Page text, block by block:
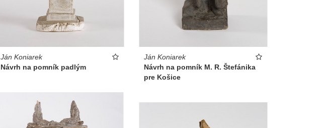
Ján Koniarek
Návrh na pomník padlým
Ján Koniarek
Návrh na pomník M. R. Štefánika
pre Košice